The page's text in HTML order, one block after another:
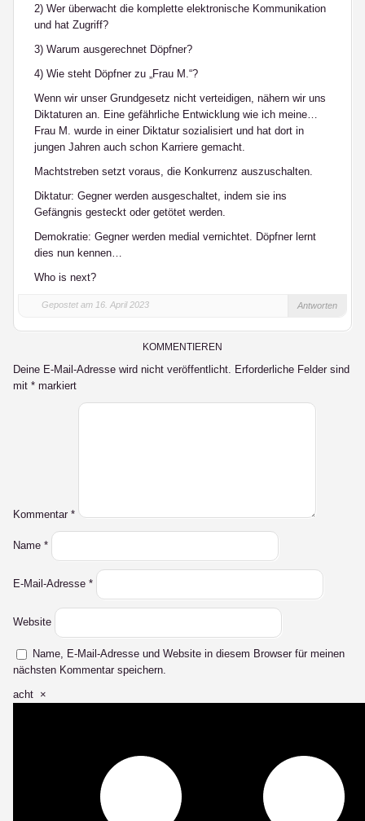
2) Wer überwacht die komplette elektronische Kommunikation
und hat Zugriff?
3) Warum ausgerechnet Döpfner?
4) Wie steht Döpfner zu „Frau M.“?
Wenn wir unser Grundgesetz nicht verteidigen, nähern wir uns
Diktaturen an. Eine gefährliche Entwicklung wie ich meine…
Frau M. wurde in einer Diktatur sozialisiert und hat dort in
jungen Jahren auch schon Karriere gemacht.
Machtstreben setzt voraus, die Konkurrenz auszuschalten.
Diktatur: Gegner werden ausgeschaltet, indem sie ins
Gefängnis gesteckt oder getötet werden.
Demokratie: Gegner werden medial vernichtet. Döpfner lernt
dies nun kennen…
Who is next?
Gepostet am 16. April 2023 Antworten
KOMMENTIEREN
Deine E-Mail-Adresse wird nicht veröffentlicht. Erforderliche Felder sind
mit * markiert
Kommentar *
Name *
E-Mail-Adresse *
Website
Name, E-Mail-Adresse und Website in diesem Browser für meinen
nächsten Kommentar speichern.
acht ×